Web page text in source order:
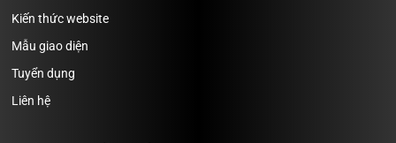
Kiến thức website
Mẫu giao diện
Tuyển dụng
Liên hệ